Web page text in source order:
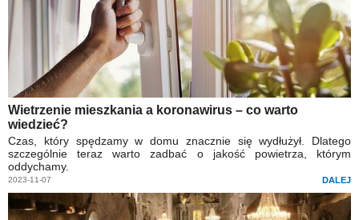
Wietrzenie mieszkania a koronawirus – co warto
wiedzieć?
Czas, który spędzamy w domu znacznie się wydłużył. Dlatego
szczególnie teraz warto zadbać o jakość powietrza, którym
oddychamy.
2023-11-07 DALEJ